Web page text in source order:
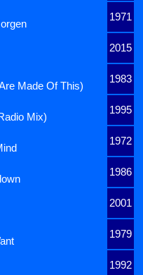
1971
2015
1983
Made Of This)
1995
Mix)
1972
1986
2001
1979
1992